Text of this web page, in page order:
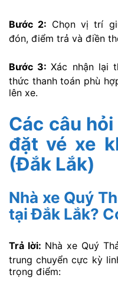
Bước 2: Chọn vị trí
đón, điểm trả và điền
Bước 3:Xác nhận lại
thức thanh toán phù
lên xe.
Các câu
đặt vé xe
(Đắk Lắk)
Nhà xe Quý
tại Đắk Lắk?
Trả lời: Nhà xe Quý
trung chuyển cực kỳ
trọng điểm: